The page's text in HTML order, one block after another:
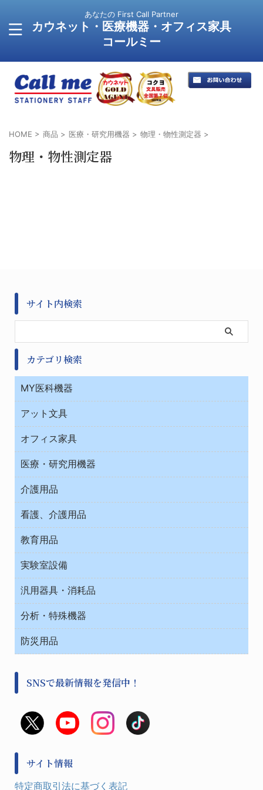
あなたの First Call Partner
カウネット・医療機器・オフィス家具
コールミー
HOME > 商品 > 医療・研究用機器 > 物理・物性測定器 >
物理・物性測定器
サイト内検索
カテゴリ検索
MY医科機器
診察・診断
与薬・調剤薬局
アット文具
ＯＡ・パソコン用品
オフィス家具
オフィス作業用品
医療・研究用機器
ウエアー
チューブコネクタ素材
テープ・ラベル・紙製
デシケーター類
ベット周辺
ベンチ無菌ドラフト
院内感染防止、空気清浄器類
運搬
温度・湿度管理機器
加圧・減圧・油ポンプ
撹拌機 ２
救急
金属、ホーロー容器・バット類
金属・樹脂実験必需１
健康機器・用品
検査・計測
介護用品
介護・リハビリ
看護、介護用品
院内感染防止、空気清浄器類
救急
健康機器・用品
事務・受付
処置・手術
中材・滅菌・洗浄
教育用品
ノート・紙製品
実験室設備
コンテナー保温容器
工具類
事務用品・ＯＡデスク
清掃用品
汎用器具・消耗品
テープ・ラベル・紙製
金属・樹脂実験必需２
樹脂容器各種
分析・特殊機器
検査用品
分離・分析ロシ
防災用品
初期活動・対策本部
非常用食料品
風水害対策用品
防犯用品・その他
SNSで最新情報を発信中！
サイト情報
特定商取引法に基づく表記